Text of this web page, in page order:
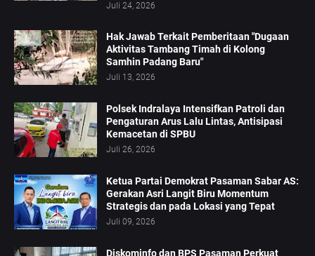
Juli 24, 2026
Hak Jawab Terkait Pemberitaan "Dugaan
Aktivitas Tambang Timah di Kolong
Samhin Padang Baru"
Juli 13, 2026
Polsek Indralaya Intensifkan Patroli dan
Pengaturan Arus Lalu Lintas, Antisipasi
Kemacetan di SPBU
Juli 26, 2026
Ketua Partai Demokrat Pasaman Sabar AS:
Gerakan Asri Langit Biru Momentum
Strategis dan pada Lokasi yang Tepat
Juli 09, 2026
Diskominfo dan BPS Pasaman Perkuat